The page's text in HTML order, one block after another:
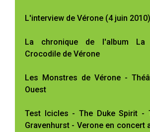
L'interview de Vérone (4 juin 2010)
La chronique de l'album La
Crocodile de Vérone
Les Monstres de Vérone -
Ouest
Test Icicles - The Duke Spirit -
Gravenhurst - Verone en concert